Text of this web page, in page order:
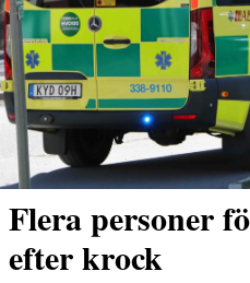
Flera personer
efter krock